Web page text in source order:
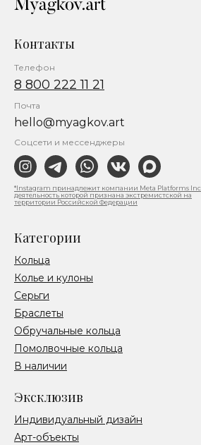
Контакты
Эксклюзив
Категории
Телефон
Арт-объекты
Индивидуальный дизайн
Помолвочные кольца
Обручальные кольца
Браслеты
Серьги
Колье и кулоны
Кольца
Соцсети и мессенджеры
hello@myagkov.art
Почта
8 800 222 11 21
*Instagram принадлежит компании Meta Platforms Inc.,
деятельность которой признана экстремистской на
территории Российской Федерации
В наличии